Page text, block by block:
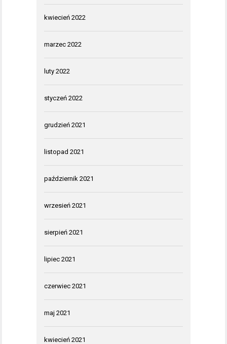
kwiecień 2022
marzec 2022
luty 2022
styczeń 2022
grudzień 2021
listopad 2021
październik 2021
wrzesień 2021
sierpień 2021
lipiec 2021
czerwiec 2021
maj 2021
kwiecień 2021